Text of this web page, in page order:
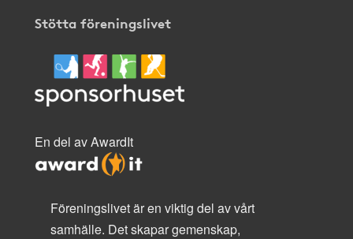
Stötta föreningslivet
En del av AwardIt
Föreningslivet är en viktig del av vårt
samhälle. Det skapar gemenskap,